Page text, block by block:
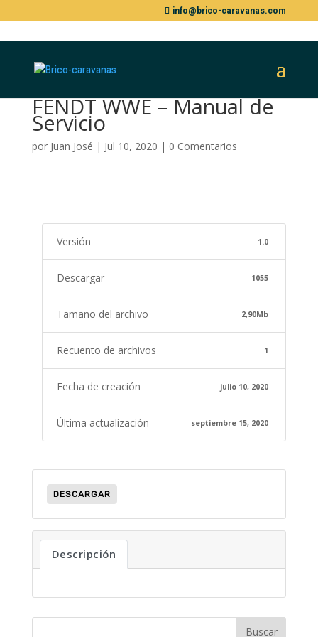
info@brico-caravanas.com
FENDT WWE – Manual de
Servicio
por Juan José | Jul 10, 2020 | 0 Comentarios
Versión 1.0
Descargar 1055
Tamaño del archivo 2,90Mb
Recuento de archivos 1
Fecha de creación julio 10, 2020
Última actualización septiembre 15, 2020
DESCARGAR
Descripción